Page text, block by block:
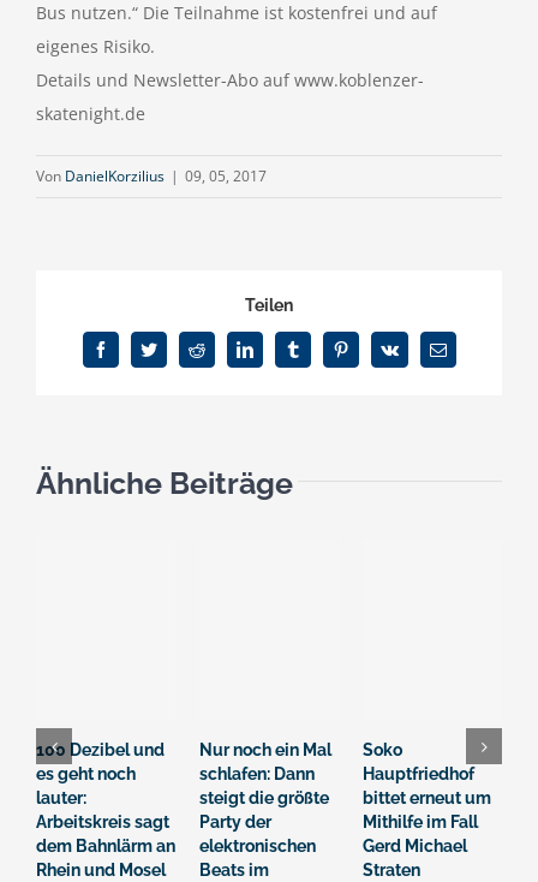
Bus nutzen.“ Die Teilnahme ist kostenfrei und auf
eigenes Risiko.
Details und Newsletter-Abo auf www.koblenzer-
skatenight.de
Von DanielKorzilius | 09, 05, 2017
Teilen
FacebookTwitterReddit LinkedInTumblrPinterest
Vk
E-
Mail
Ähnliche Beiträge
100 Dezibel und
es geht noch
lauter:
Arbeitskreis sagt
dem Bahnlärm an
Rhein und Mosel
Nur noch ein Mal
schlafen: Dann
steigt die größte
Party der
elektronischen
Beats im
Soko
Hauptfriedhof
bittet erneut um
Mithilfe im Fall
Gerd Michael
Straten